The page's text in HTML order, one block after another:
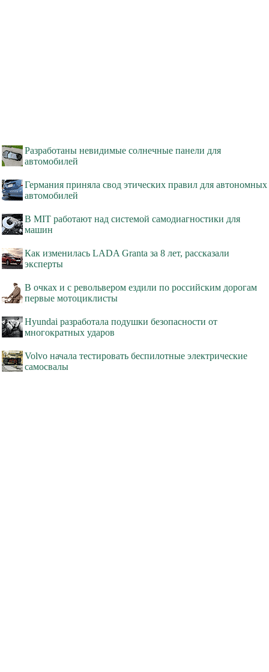
Разработаны невидимые солнечные панели для
автомобилей
Германия приняла свод этических правил для автономных
автомобилей
В MIT работают над системой самодиагностики для
машин
Как изменилась LADA Granta за 8 лет, рассказали
эксперты
В очках и с револьвером ездили по российским дорогам
первые мотоциклисты
Hyundai разработала подушки безопасности от
многократных ударов
Volvo начала тестировать беспилотные электрические
самосвалы